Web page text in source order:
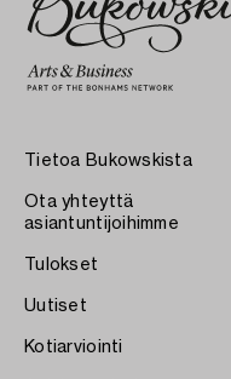
Tietoa Bukowskista
Ota yhteyttä
asiantuntijoihimme
Tulokset
Uutiset
Kotiarviointi